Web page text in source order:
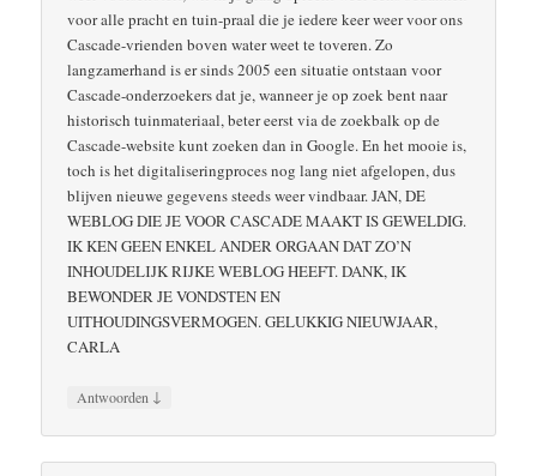
voor alle pracht en tuin-praal die je iedere keer weer voor ons
Cascade-vrienden boven water weet te toveren. Zo
langzamerhand is er sinds 2005 een situatie ontstaan voor
Cascade-onderzoekers dat je, wanneer je op zoek bent naar
historisch tuinmateriaal, beter eerst via de zoekbalk op de
Cascade-website kunt zoeken dan in Google. En het mooie is,
toch is het digitaliseringproces nog lang niet afgelopen, dus
blijven nieuwe gegevens steeds weer vindbaar. JAN, DE
WEBLOG DIE JE VOOR CASCADE MAAKT IS GEWELDIG.
IK KEN GEEN ENKEL ANDER ORGAAN DAT ZO’N
INHOUDELIJK RIJKE WEBLOG HEEFT. DANK, IK
BEWONDER JE VONDSTEN EN
UITHOUDINGSVERMOGEN. GELUKKIG NIEUWJAAR,
CARLA
Antwoorden ↓